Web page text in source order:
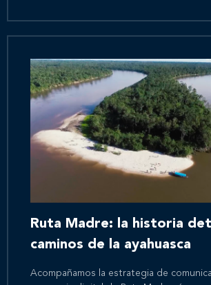
Ruta Madre: la historia
caminos de la ayahuasca
Acompañamos la estrategia de